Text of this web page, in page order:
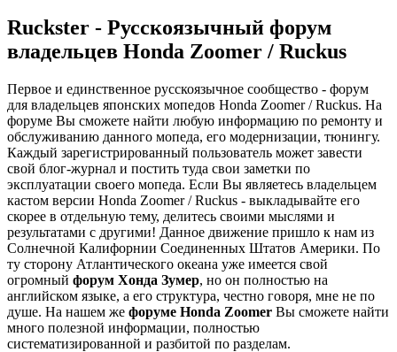
Ruckster - Русскоязычный форум
владельцев Honda Zoomer / Ruckus
Первое и единственное русскоязычное сообщество - форум
для владельцев японских мопедов Honda Zoomer / Ruckus. На
форуме Вы сможете найти любую информацию по ремонту и
обслуживанию данного мопеда, его модернизации, тюнингу.
Каждый зарегистрированный пользователь может завести
свой блог-журнал и постить туда свои заметки по
эксплуатации своего мопеда. Если Вы являетесь владельцем
кастом версии Honda Zoomer / Ruckus - выкладывайте его
скорее в отдельную тему, делитесь своими мыслями и
результатами с другими! Данное движение пришло к нам из
Солнечной Калифорнии Соединенных Штатов Америки. По
ту сторону Атлантического океана уже имеется свой
огромный форум Хонда Зумер, но он полностью на
английском языке, а его структура, честно говоря, мне не по
душе. На нашем же форуме Honda Zoomer Вы сможете найти
много полезной информации, полностью
систематизированной и разбитой по разделам.